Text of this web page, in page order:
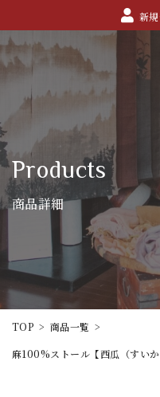
新
Products
商品詳細
TOP > 商品一覧 >
麻100%ストール【西瓜（すい